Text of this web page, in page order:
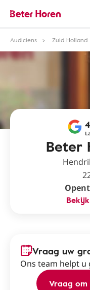
Audiciens
Zuid Holland
Beter
Vraag uw
Ons team helpt u
Vraag